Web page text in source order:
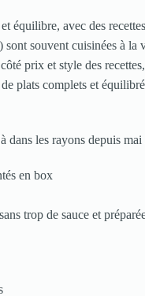
équilibre, avec des
souvent cuisinées à la
prix et style des
plats complets et
dans les rayons depuis mai
en box
trop de sauce et